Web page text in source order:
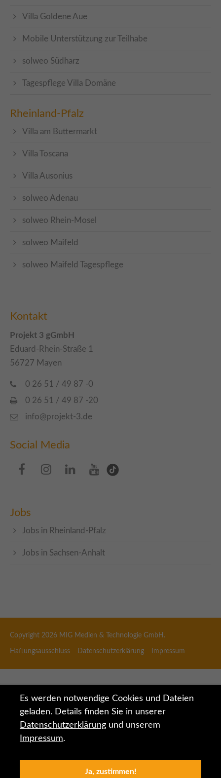
Villa Goldene Aue
Mobile Unterstützung zur Teilhabe
solweo Südharz
Tagespflege Villa Domäne
Rheinland-Pfalz
Villa am Buttermarkt
Villa Toscana
Villa Ausonius
solweo Adenau
solweo Rhein-Mosel
solweo Maifeld
solweo Maifeld Tagespflege
Kontakt
Projekt 3 gGmbH
Eduard-Rhein-Straße 1
56727 Mayen
0 26 51 / 49 87 -0
0 26 51 / 49 87 -20
info@projekt-3.de
Social Media
Jobs
Jobs in Rheinland-Pfalz
Jobs in Sachsen-Anhalt
Copyright 2026 MIG Medien & Technologie GmbH.
Haftungsausschluss Datenschutzerklärung Impressum
Es werden notwendige Cookies und Dateien
geladen. Details finden Sie in unserer
Datenschutzerklärung und unserem
Impressum.
Ja, zustimmen!